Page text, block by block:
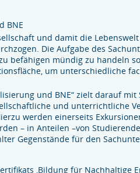
BNE
und damit die
Die Aufgabe des
befähigen mündig zu handeln
um unterschiedliche
und BNE“ zielt darauf
und unterrichtliche
werden einerseits
– in Anteilen –von
Gegenstände für den
‚Bildung für Nachhaltige